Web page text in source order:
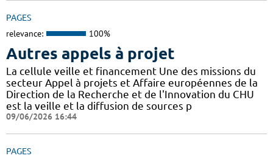
PAGES
relevance: 100%
Autres appels à projet
La cellule veille et financement Une des missions du
secteur Appel à projets et Affaire européennes de la
Direction de la Recherche et de l'Innovation du CHU
est la veille et la diffusion de sources p
09/06/2026 16:44
PAGES